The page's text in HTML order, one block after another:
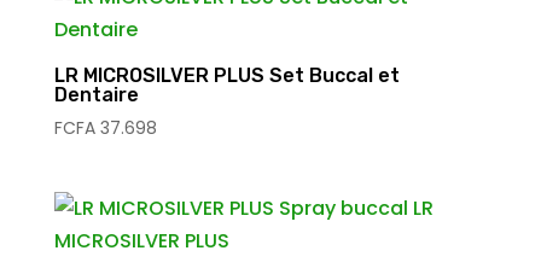
LR MICROSILVER PLUS Set Buccal et
Dentaire
FCFA37.698